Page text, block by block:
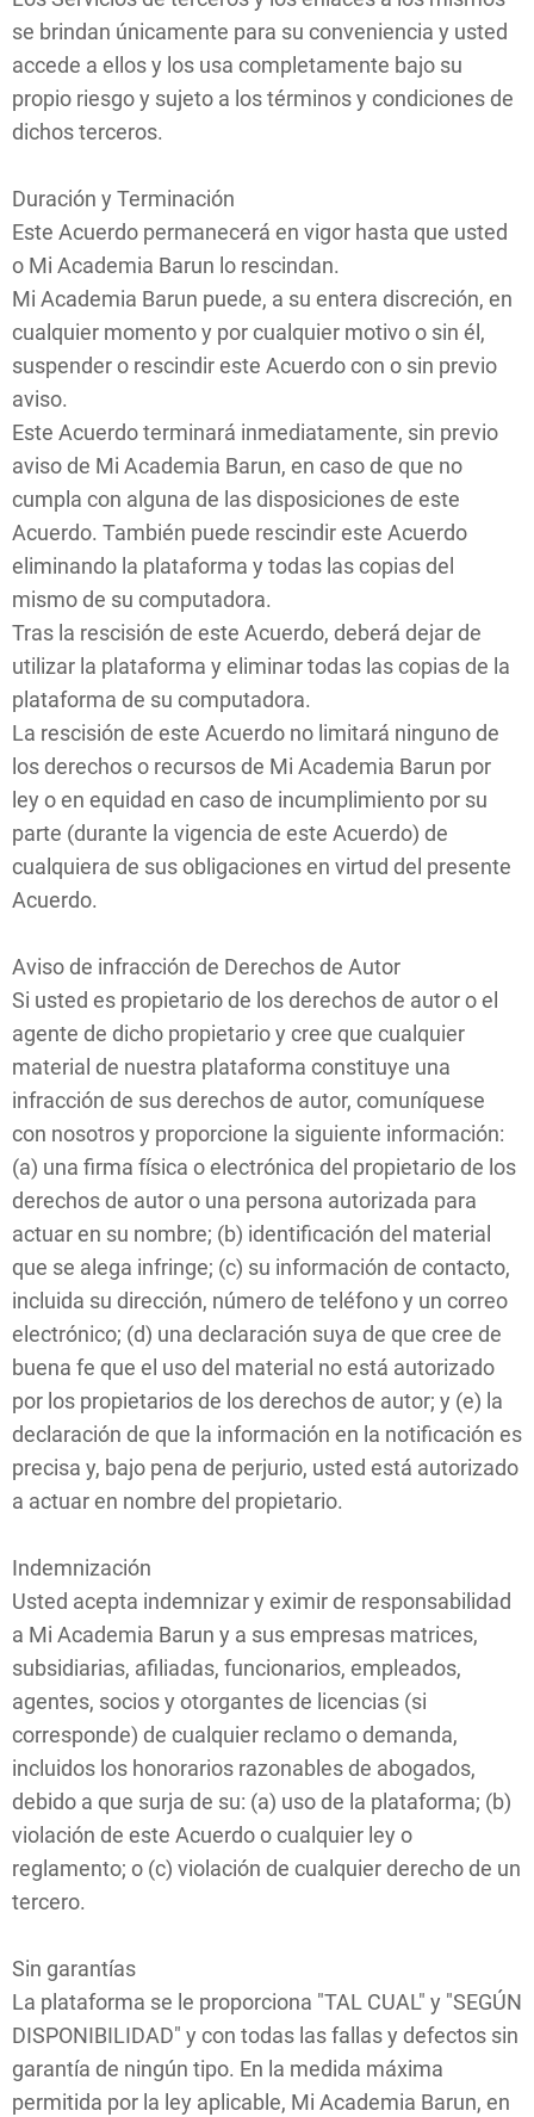
se brindan únicamente para su conveniencia y usted
accede a ellos y los usa completamente bajo su
propio riesgo y sujeto a los términos y condiciones de
dichos terceros.
Duración y Terminación
Este Acuerdo permanecerá en vigor hasta que usted
o Mi Academia Barun lo rescindan.
Mi Academia Barun puede, a su entera discreción, en
cualquier momento y por cualquier motivo o sin él,
suspender o rescindir este Acuerdo con o sin previo
aviso.
Este Acuerdo terminará inmediatamente, sin previo
aviso de Mi Academia Barun, en caso de que no
cumpla con alguna de las disposiciones de este
Acuerdo. También puede rescindir este Acuerdo
eliminando la plataforma y todas las copias del
mismo de su computadora.
Tras la rescisión de este Acuerdo, deberá dejar de
utilizar la plataforma y eliminar todas las copias de la
plataforma de su computadora.
La rescisión de este Acuerdo no limitará ninguno de
los derechos o recursos de Mi Academia Barun por
ley o en equidad en caso de incumplimiento por su
parte (durante la vigencia de este Acuerdo) de
cualquiera de sus obligaciones en virtud del presente
Acuerdo.
Aviso de infracción de Derechos de Autor
Si usted es propietario de los derechos de autor o el
agente de dicho propietario y cree que cualquier
material de nuestra plataforma constituye una
infracción de sus derechos de autor, comuníquese
con nosotros y proporcione la siguiente información:
(a) una firma física o electrónica del propietario de los
derechos de autor o una persona autorizada para
actuar en su nombre; (b) identificación del material
que se alega infringe; (c) su información de contacto,
incluida su dirección, número de teléfono y un correo
electrónico; (d) una declaración suya de que cree de
buena fe que el uso del material no está autorizado
por los propietarios de los derechos de autor; y (e) la
declaración de que la información en la notificación es
precisa y, bajo pena de perjurio, usted está autorizado
a actuar en nombre del propietario.
Indemnización
Usted acepta indemnizar y eximir de responsabilidad
a Mi Academia Barun y a sus empresas matrices,
subsidiarias, afiliadas, funcionarios, empleados,
agentes, socios y otorgantes de licencias (si
corresponde) de cualquier reclamo o demanda,
incluidos los honorarios razonables de abogados,
debido a que surja de su: (a) uso de la plataforma; (b)
violación de este Acuerdo o cualquier ley o
reglamento; o (c) violación de cualquier derecho de un
tercero.
Sin garantías
La plataforma se le proporciona "TAL CUAL" y "SEGÚN
DISPONIBILIDAD" y con todas las fallas y defectos sin
garantía de ningún tipo. En la medida máxima
permitida por la ley aplicable, Mi Academia Barun, en